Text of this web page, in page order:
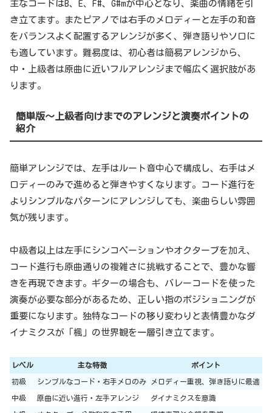
主なコードはB、E、F#、G#mが中心となり、楽曲の情緒を引
き立てます。またピアノでは右手のメロディーと左手の和音
をバランスよく配置するアレンジが多く、弾き語りやソロに
も適しています。難易度は、初心者は簡易アレンジから、
中・上級者は原曲に近いフルアレンジまで幅広く選択肢があ
ります。
簡単版～上級者向けまでのアレンジと演奏ポイントの
紹介
簡単アレンジでは、左手はルート音中心で構成し、右手はメ
ロディーのみで進めると弾きやすくなります。コード進行を
よりシンプルなパターンにアレンジしても、楽曲らしい雰囲
気が残ります。
中級者以上は左手にシンコペーションやオクターブを加え、
コード進行も原曲通りの複雑さに挑戦することで、豊かな響
きを再現できます。ギターの場合も、バレーコードを使った
演奏が必要な部分があるため、正しい指のポジショニングが
重要になります。独特なコードの移り変わりと表情豊かなダ
イナミクスが「楓」の世界観を一層引き立てます。
レベル 主な特徴 ポイント
初級 シンプルなコード・右手メロのみ メロディー重視、弾き語りに最適
中級 原曲に近い進行・左手アレンジ ダイナミクスを意識